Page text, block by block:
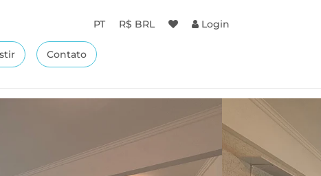
PT R$ BRL Login
Contato